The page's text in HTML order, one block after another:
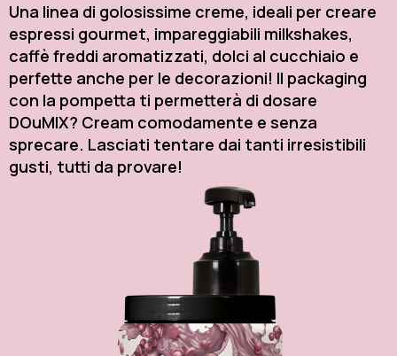
Una linea di golosissime creme, ideali per creare
espressi gourmet, impareggiabili milkshakes,
caffè freddi aromatizzati, dolci al cucchiaio e
perfette anche per le decorazioni! Il packaging
con la pompetta ti permetterà di dosare
DOuMIX? Cream comodamente e senza
sprecare. Lasciati tentare dai tanti irresistibili
gusti, tutti da provare!